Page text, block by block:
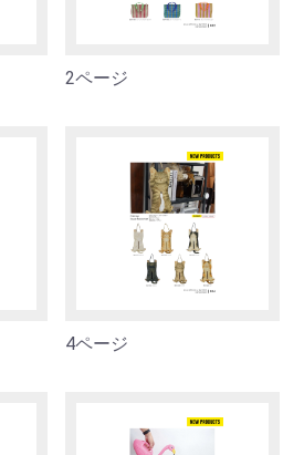
2ページ
4ページ